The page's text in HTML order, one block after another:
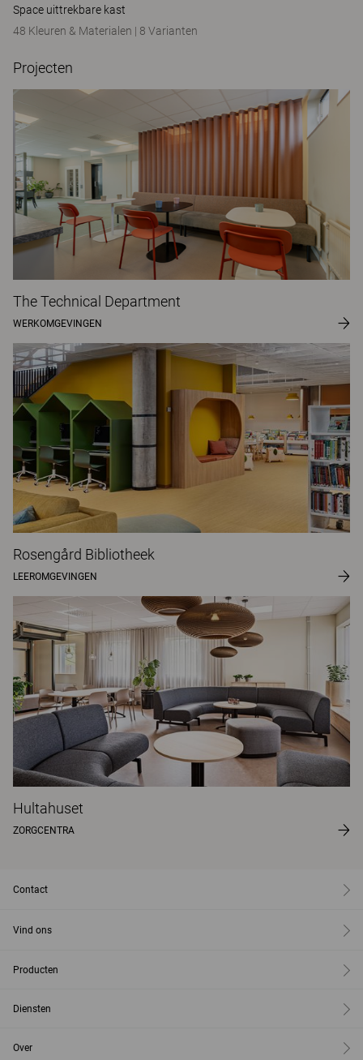
Space uittrekbare kast
48 Kleuren & Materialen | 8 Varianten
Projecten
The Technical Department
WERKOMGEVINGEN
Rosengård Bibliotheek
LEEROMGEVINGEN
Hultahuset
ZORGCENTRA
Contact
Vind ons
Producten
Diensten
Over